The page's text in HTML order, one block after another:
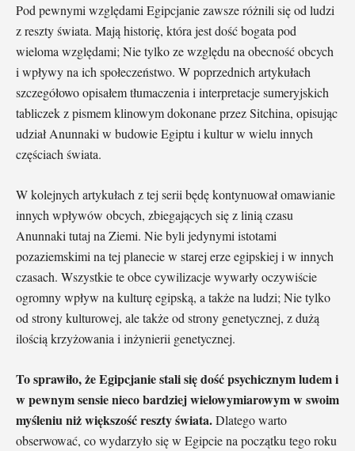
Pod pewnymi względami Egipcjanie zawsze różnili się od ludzi
z reszty świata. Mają historię, która jest dość bogata pod
wieloma względami; Nie tylko ze względu na obecność obcych
i wpływy na ich społeczeństwo. W poprzednich artykułach
szczegółowo opisałem tłumaczenia i interpretacje sumeryjskich
tabliczek z pismem klinowym dokonane przez Sitchina, opisując
udział Anunnaki w budowie Egiptu i kultur w wielu innych
częściach świata.
W kolejnych artykułach z tej serii będę kontynuował omawianie
innych wpływów obcych, zbiegających się z linią czasu
Anunnaki tutaj na Ziemi. Nie byli jedynymi istotami
pozaziemskimi na tej planecie w starej erze egipskiej i w innych
czasach. Wszystkie te obce cywilizacje wywarły oczywiście
ogromny wpływ na kulturę egipską, a także na ludzi; Nie tylko
od strony kulturowej, ale także od strony genetycznej, z dużą
ilością krzyżowania i inżynierii genetycznej.
To sprawiło, że Egipcjanie stali się dość psychicznym ludem i
w pewnym sensie nieco bardziej wielowymiarowym w swoim
myśleniu niż większość reszty świata.Dlatego warto
obserwować, co wydarzyło się w Egipcie na początku tego roku